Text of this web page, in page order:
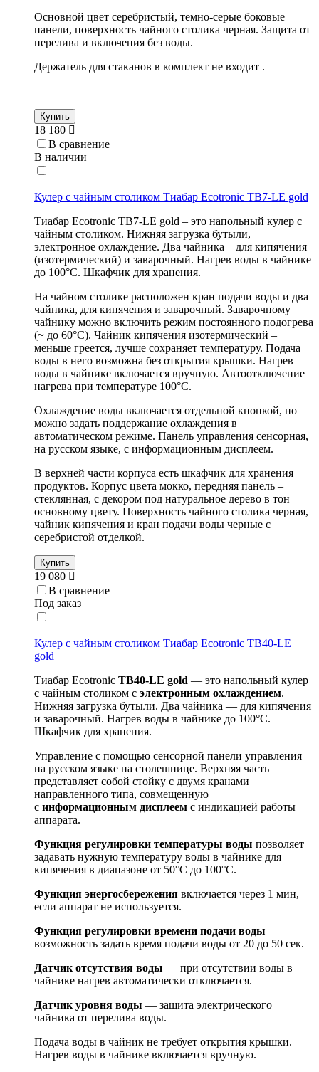
Основной цвет серебристый, темно-серые боковые
панели, поверхность чайного столика черная. Защита от
перелива и включения без воды.
Держатель для стаканов в комплект не входит .
Купить
18 180
В сравнение
В наличии
Кулер с чайным столиком Тиабар Ecotronic TB7-LE gold
Тиабар Ecotronic TB7-LE gold – это напольный кулер с
чайным столиком. Нижняя загрузка бутыли,
электронное охлаждение. Два чайника – для кипячения
(изотермический) и заварочный. Нагрев воды в чайнике
до 100°С. Шкафчик для хранения.
На чайном столике расположен кран подачи воды и два
чайника, для кипячения и заварочный. Заварочному
чайнику можно включить режим постоянного подогрева
(~ до 60°С). Чайник кипячения изотермический –
меньше греется, лучше сохраняет температуру. Подача
воды в него возможна без открытия крышки. Нагрев
воды в чайнике включается вручную. Автоотключение
нагрева при температуре 100°С.
Охлаждение воды включается отдельной кнопкой, но
можно задать поддержание охлаждения в
автоматическом режиме. Панель управления сенсорная,
на русском языке, с информационным дисплеем.
В верхней части корпуса есть шкафчик для хранения
продуктов. Корпус цвета мокко, передняя панель –
стеклянная, с декором под натуральное дерево в тон
основному цвету. Поверхность чайного столика черная,
чайник кипячения и кран подачи воды черные с
серебристой отделкой.
Купить
19 080
В сравнение
Под заказ
Кулер с чайным столиком Тиабар Ecotronic TB40-LE
gold
Тиабар Ecotronic TB40-LE gold — это напольный кулер
с чайным столиком с электронным охлаждением.
Нижняя загрузка бутыли. Два чайника — для кипячения
и заварочный. Нагрев воды в чайнике до 100°С.
Шкафчик для хранения.
Управление с помощью сенсорной панели управления
на русском языке на столешнице. Верхняя часть
представляет собой стойку с двумя кранами
направленного типа, совмещенную
с информационным дисплеем с индикацией работы
аппарата.
Функция регулировки температуры воды позволяет
задавать нужную температуру воды в чайнике для
кипячения в диапазоне от 50°С до 100°С.
Функция энергосбережения включается через 1 мин,
если аппарат не используется.
Функция регулировки времени подачи воды —
возможность задать время подачи воды от 20 до 50 сек.
Датчик отсутствия воды — при отсутствии воды в
чайнике нагрев автоматически отключается.
Датчик уровня воды — защита электрического
чайника от перелива воды.
Подача воды в чайник не требует открытия крышки.
Нагрев воды в чайнике включается вручную.